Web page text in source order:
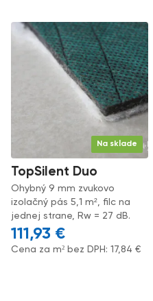
Na sklade
TopSilent Duo
Ohybný 9 mm zvukovo
izolačný pás 5,1 m², filc na
jednej strane, Rw = 27 dB.
111,93 €
Cena za m² bez DPH: 17,84 €